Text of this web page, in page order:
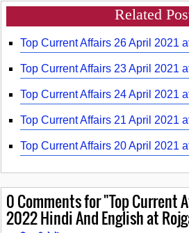
Related
Top Current Affairs 26 April 2021
Top Current Affairs 23 April 2021
Top Current Affairs 24 April 2021
Top Current Affairs 21 April 2021
Top Current Affairs 20 April 2021
0Comments for "Top Current
2022 Hindi And English at